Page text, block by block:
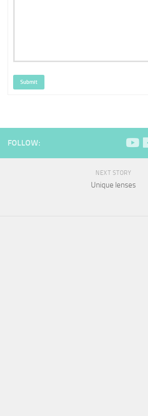
Submit
FOLLOW:
NEXT STORY
Unique lenses